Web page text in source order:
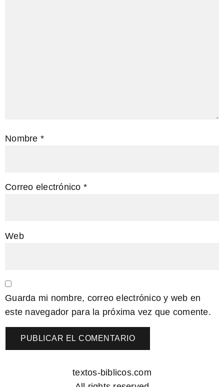
Nombre *
Correo electrónico *
Web
Guarda mi nombre, correo electrónico y web en
este navegador para la próxima vez que comente.
textos-biblicos.com